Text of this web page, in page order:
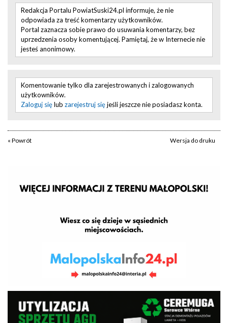
Redakcja Portalu PowiatSuski24.pl informuje, że nie
odpowiada za treść komentarzy użytkowników.
Portal zaznacza sobie prawo do usuwania komentarzy, bez
uprzedzenia osoby komentującej. Pamiętaj, że w Internecie nie
jesteś anonimowy.
Komentowanie tylko dla zarejestrowanych i zalogowanych
użytkowników.
Zaloguj sięlub zarejestruj sięjeśli jeszcze nie posiadasz konta.
« Powrót Wersja do druku